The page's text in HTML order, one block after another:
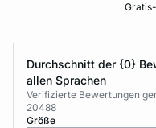
Durchschnitt der {0}
allen Sprachen
Verifizierte Bewertungen
20488
Größe